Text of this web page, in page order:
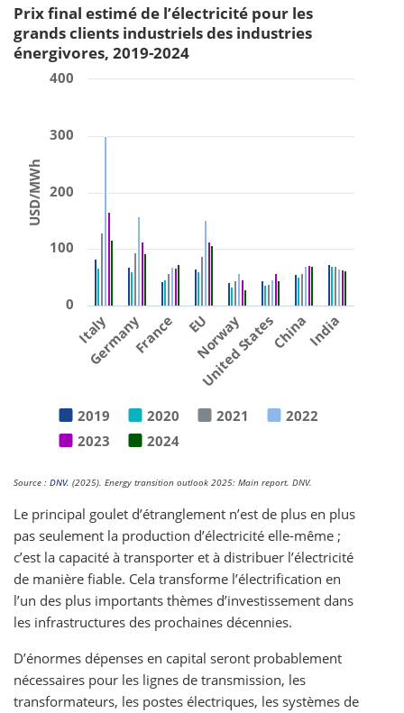
Prix final estimé de l’électricité pour les
grands clients industriels des industries
énergivores, 2019-2024
USD/MWh
2019 2020 2021
2022
2023
2024
Italy
GermanyFrance EU
Norway
United StatesChinaIndia
0
100
200
300
400
Source : DNV. (2025). Energy transition outlook 2025: Main report. DNV.
Le principal goulet d’étranglement n’est de plus en plus
pas seulement la production d’électricité elle-même ;
c’est la capacité à transporter et à distribuer l’électricité
de manière fiable. Cela transforme l’électrification en
l’un des plus importants thèmes d’investissement dans
les infrastructures des prochaines décennies.
D’énormes dépenses en capital seront probablement
nécessaires pour les lignes de transmission, les
transformateurs, les postes électriques, les systèmes de